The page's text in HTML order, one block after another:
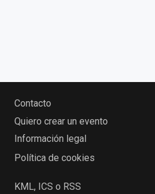
Contacto
Quiero crear un evento
Información legal
Política de cookies
KML, ICS o RSS